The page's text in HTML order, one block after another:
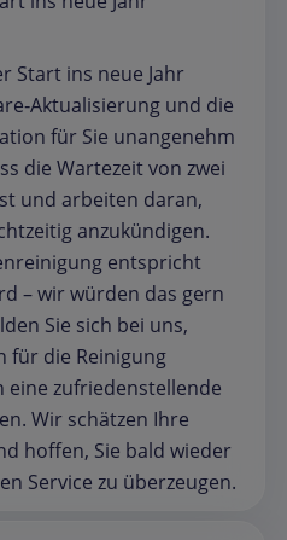
Start ins neue Jahr
und die
für Sie unangenehm
die Wartezeit von zwei
und arbeiten daran,
anzukündigen.
entspricht
– wir würden das gern
Sie sich bei uns,
für die Reinigung
zufriedenstellende
Wir schätzen Ihre
hoffen, Sie bald wieder
Service zu überzeugen.